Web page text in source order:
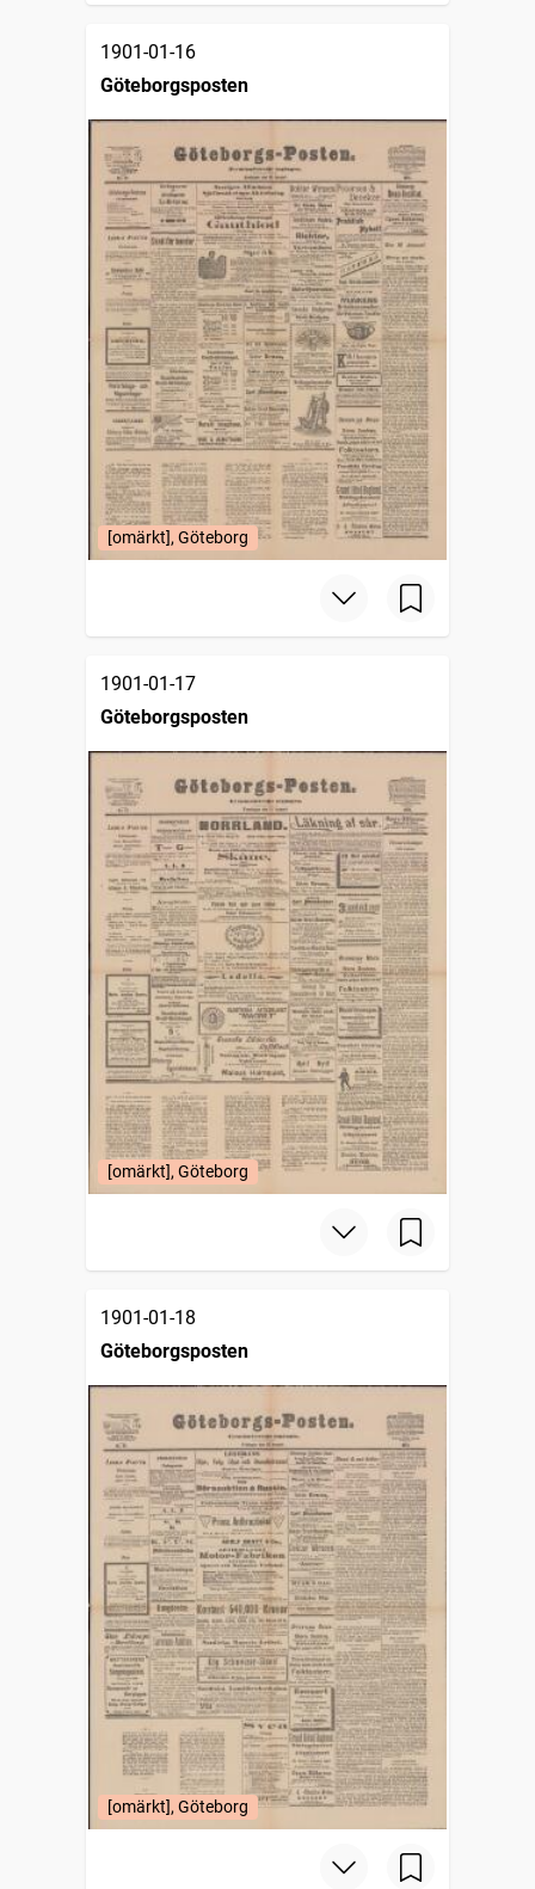
1901-01-16
Göteborgsposten
[omärkt], Göteborg
1901-01-17
Göteborgsposten
[omärkt], Göteborg
1901-01-18
Göteborgsposten
[omärkt], Göteborg